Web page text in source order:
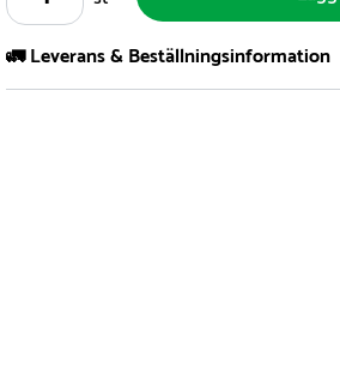
🚛 Leverans & Beställningsinformation